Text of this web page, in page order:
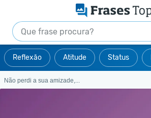
Reflexão Atitude Status
Não perdi a sua amizade,...